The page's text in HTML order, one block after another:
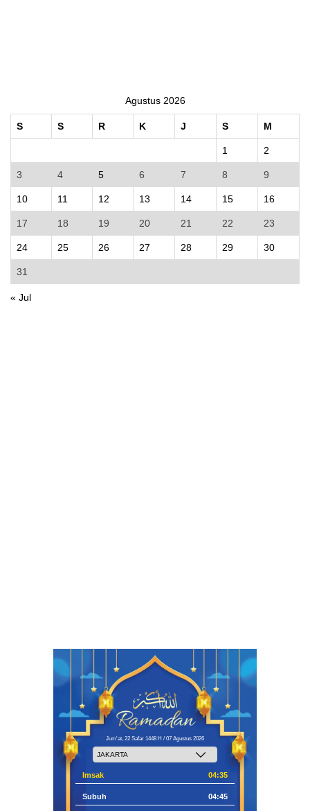
Agustus 2026
S S R K J S M
1 2
3 4 5 6 7 8 9
10 11 12 13 14 15 16
17 18 19 20 21 22 23
24 25 26 27 28 29 30
31
« Jul
Jum'at, 22 Safar 1448 H / 07 Agustus 2026
Imsak 04:35
Subuh 04:45